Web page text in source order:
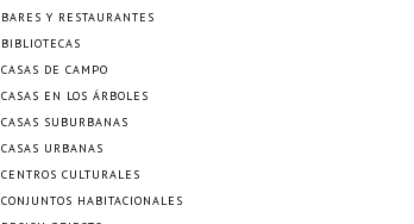
BARES Y RESTAURANTES
BIBLIOTECAS
CASAS DE CAMPO
CASAS EN LOS ÁRBOLES
CASAS SUBURBANAS
CASAS URBANAS
CENTROS CULTURALES
CONJUNTOS HABITACIONALES